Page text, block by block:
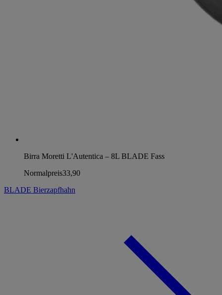
Birra Moretti L'Autentica – 8L BLADE Fass
Normalpreis33,90
BLADE Bierzapfhahn